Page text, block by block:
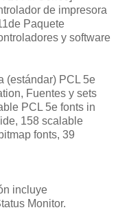
de impresora
Paquete
y software
(estándar) PCL 5e
Fuentes y sets
PCL 5e fonts in
158 scalable
fonts, 39
incluye
Monitor.